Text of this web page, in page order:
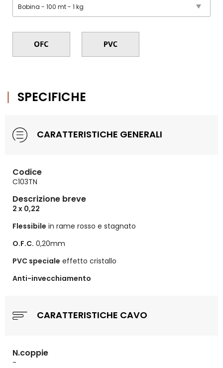
SPECIFICHE
CARATTERISTICHE GENERALI
Codice
C103TN
Descrizione breve
2 x 0,22
Flessibile in rame rosso e stagnato
O.F.C. 0,20mm
PVC speciale effetto cristallo
Anti-invecchiamento
CARATTERISTICHE CAVO
N.coppie
-